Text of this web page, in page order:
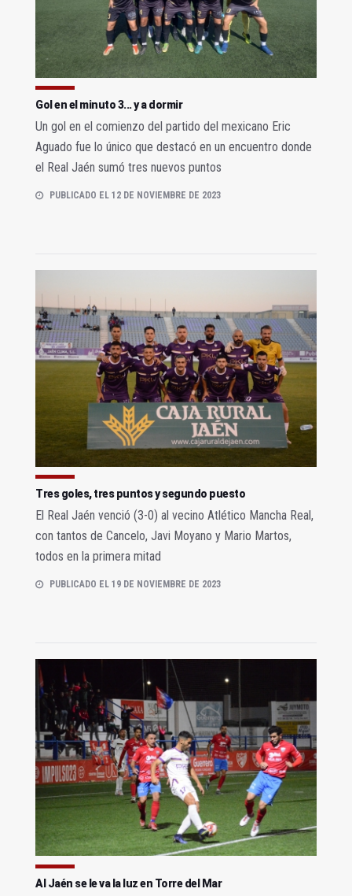
Gol en el minuto 3... y a dormir
Un gol en el comienzo del partido del mexicano Eric
Aguado fue lo único que destacó en un encuentro donde
el Real Jaén sumó tres nuevos puntos
PUBLICADO EL 12 DE NOVIEMBRE DE 2023
Tres goles, tres puntos y segundo puesto
El Real Jaén venció (3-0) al vecino Atlético Mancha Real,
con tantos de Cancelo, Javi Moyano y Mario Martos,
todos en la primera mitad
PUBLICADO EL 19 DE NOVIEMBRE DE 2023
Al Jaén se le va la luz en Torre del Mar